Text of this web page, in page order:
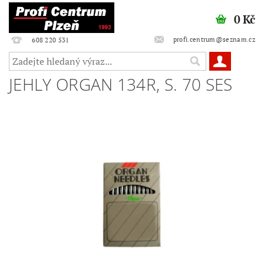
608 220 531 profi.centrum@seznam.cz
0 Kč
JEHLY ORGAN 134R, S. 70 SES